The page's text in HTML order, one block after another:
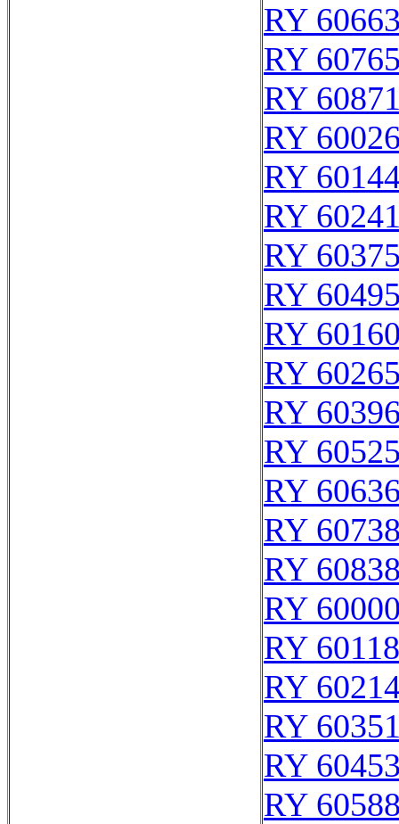
RY
RY
RY
RY
RY
RY
RY
RY
RY
RY
RY
RY
RY
RY
RY
RY
RY 60118
RY
RY
RY
RY